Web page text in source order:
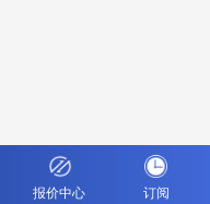
报价中心 订阅